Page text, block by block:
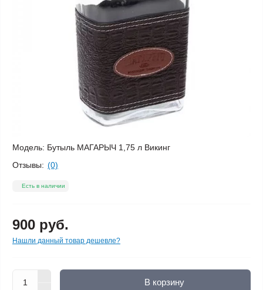
Модель: Бутыль МАГАРЫЧ 1,75 л Викинг
Отзывы: (0)
Есть в наличии
900 руб.
Нашли данный товар дешевле?
В корзину